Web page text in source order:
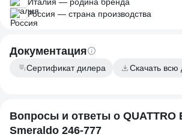
системе. Сбоев не было.
Россия — страна производства
Документация
Сертификат дилера Скачать всю
Вопросы и ответы о QUATTRO
Smeraldo 246-777